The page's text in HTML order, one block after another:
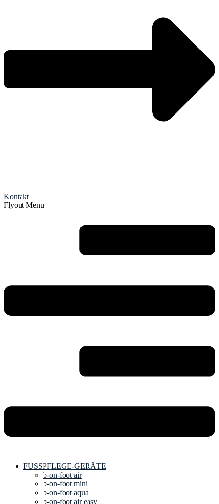
Kontakt
Flyout Menu
FUSSPFLEGE-GERÄTE
b-on-foot air
b-on-foot mini
b-on-foot aqua
b-on-foot air easy